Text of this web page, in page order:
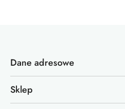
Dane adresowe
Sklep